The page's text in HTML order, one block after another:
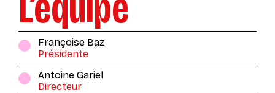
Françoise Baz
Présidente
Antoine Gariel
Directeur